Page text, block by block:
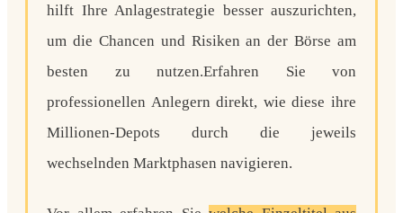
hilft Ihre Anlagestrategie besser auszurichten,
um die Chancen und Risiken an der Börse am
besten zu nutzen.Erfahren Sie von
professionellen Anlegern direkt, wie diese ihre
Millionen-Depots durch die jeweils
wechselnden Marktphasen navigieren.